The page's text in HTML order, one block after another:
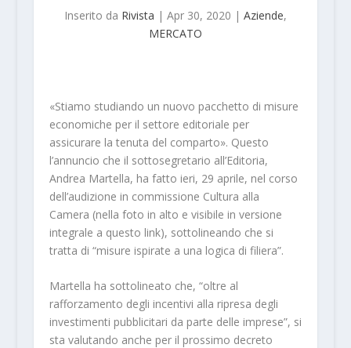
Inserito da Rivista | Apr 30, 2020 | Aziende,
MERCATO
«Stiamo studiando un nuovo pacchetto di misure
economiche per il settore editoriale per
assicurare la tenuta del comparto». Questo
l’annuncio che il sottosegretario all’Editoria,
Andrea Martella, ha fatto ieri, 29 aprile, nel corso
dell’audizione in commissione Cultura alla
Camera (nella foto in alto e visibile in versione
integrale a questo link), sottolineando che si
tratta di “misure ispirate a una logica di filiera”.
Martella ha sottolineato che, “oltre al
rafforzamento degli incentivi alla ripresa degli
investimenti pubblicitari da parte delle imprese”, si
sta valutando anche per il prossimo decreto